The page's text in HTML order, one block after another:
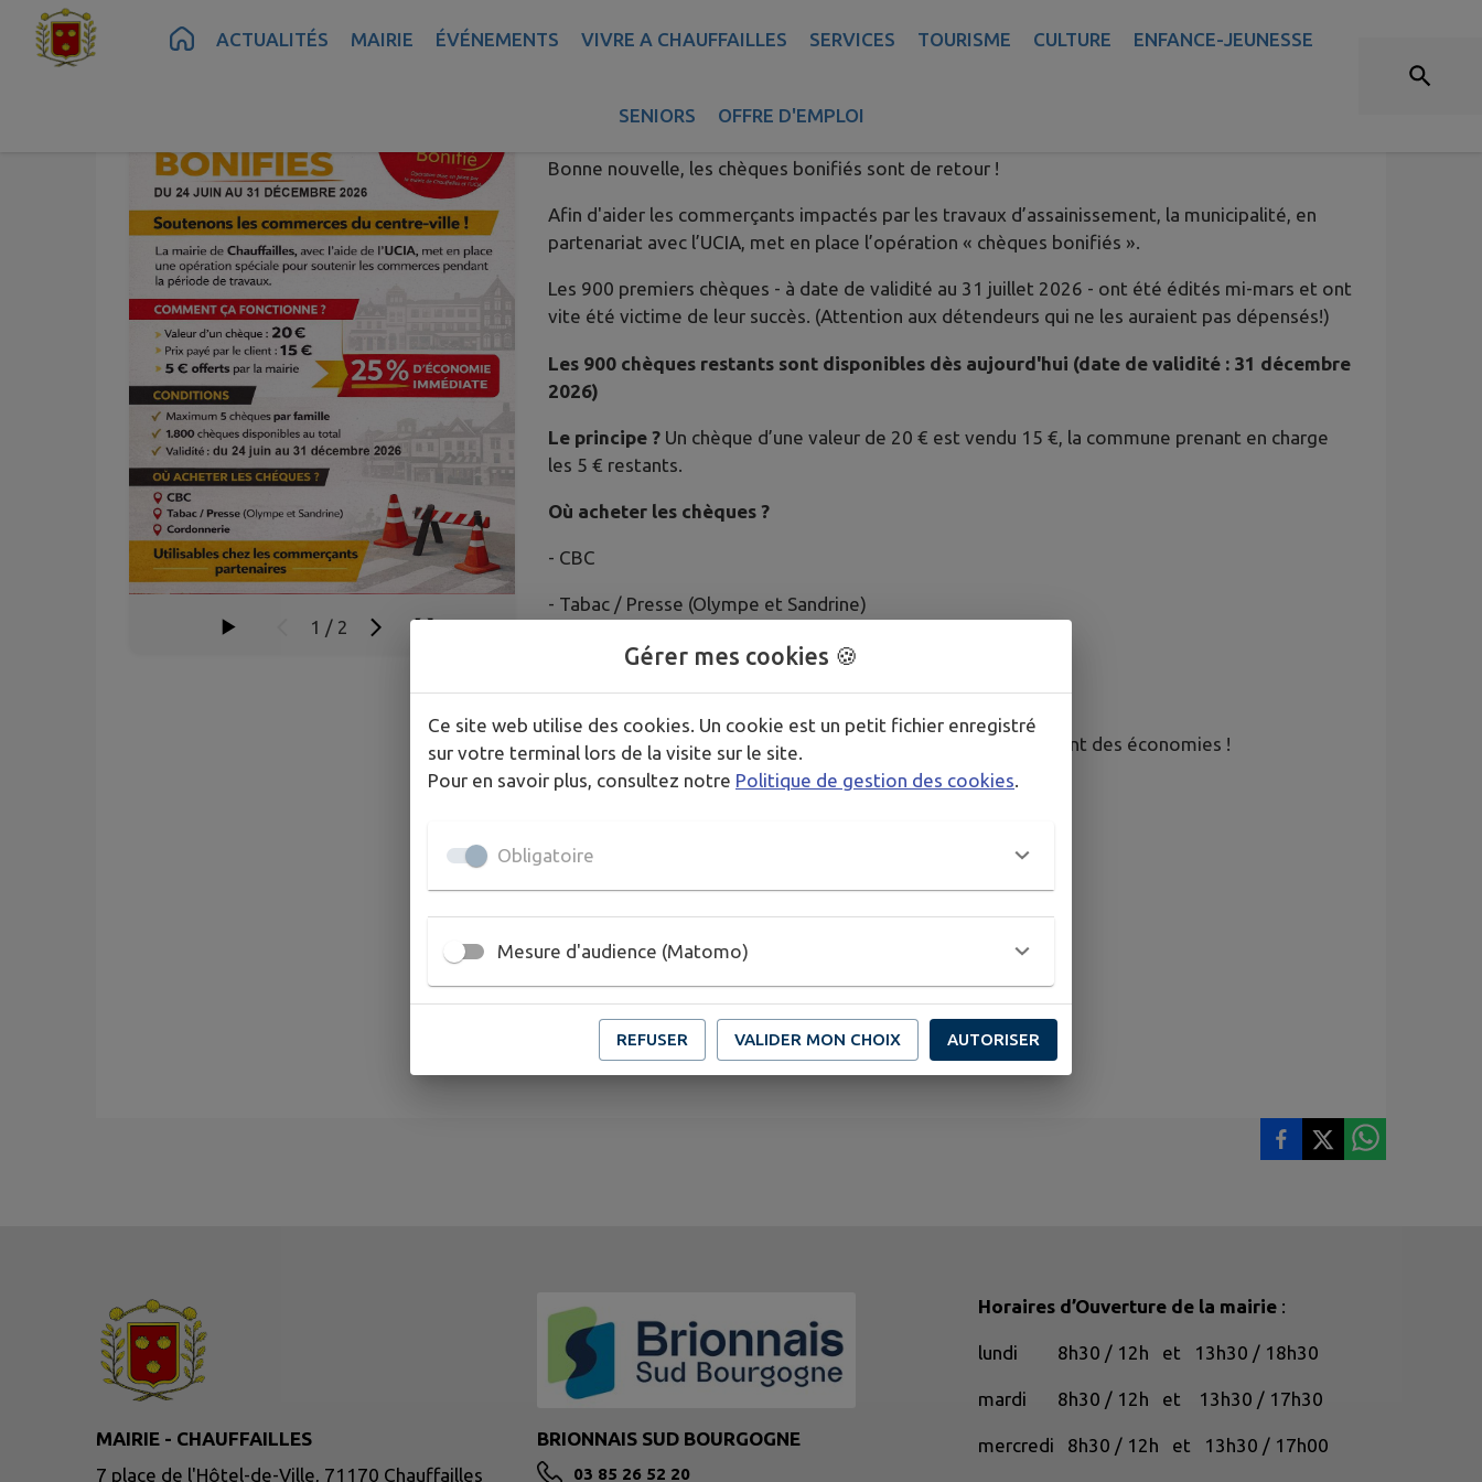
Contenu Menu Recherche Pied de page
ACTUALITÉS MAIRIE ÉVÉNEMENTS VIVRE A CHAUFFAILLES SERVICES TOURISME CULTURE ENFANCE-JEUNESSE
SENIORS OFFRE D'EMPLOI
1 / 2
Publié le mercredi 24 juin 2026 - Chauffailles
Bonne nouvelle, les chèques bonifiés sont de retour !
Afin d'aider les commerçants impactés par les travaux d’assainissement, la municipalité, en
partenariat avec l’UCIA, met en place l’opération « chèques bonifiés ».
Les 900 premiers chèques - à date de validité au 31 juillet 2026 - ont été édités mi-mars et ont
vite été victime de leur succès. (Attention aux détendeurs qui ne les auraient pas dépensés!)
Les 900 chèques restants sont disponibles dès aujourd'hui (date de validité : 31 décembre
2026)
Le principe ? Un chèque d’une valeur de 20 € est vendu 15 €, la commune prenant en charge
les 5 € restants.
Où acheter les chèques ?
- CBC
- Tabac / Presse (Olympe et Sandrine)
- Cordonnerie
Une belle occasion de soutenir les commerçants tout en faisant des économies !
MAIRIE - CHAUFFAILLES
7 place de l'Hôtel-de-Ville, 71170 Chauffailles
BRIONNAIS SUD BOURGOGNE
03 85 26 52 20
Horaires d’Ouverture de la mairie :
lundi 8h30 / 12h et 13h30 / 18h30
mardi 8h30 / 12h et 13h30 / 17h30
mercredi 8h30 / 12h et 13h30 / 17h00
Gérer mes cookies 🍪
Ce site web utilise des cookies. Un cookie est un petit fichier enregistré
sur votre terminal lors de la visite sur le site.
Pour en savoir plus, consultez notre Politique de gestion des cookies
Obligatoire
Mesure d'audience (Matomo)
REFUSER VALIDER MON CHOIX AUTORISER